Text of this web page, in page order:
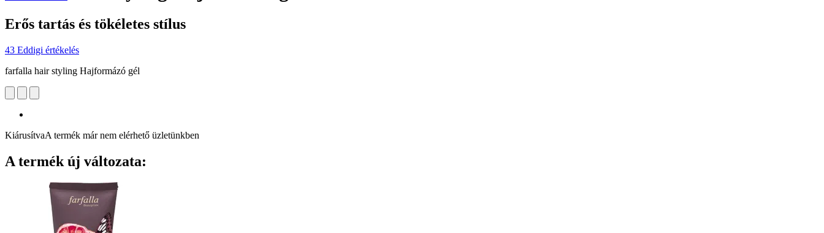
Erős tartás és tökéletes stílus
43 Eddigi értékelés
farfalla hair styling Hajformázó gél
KiárusítvaA termék már nem elérhető üzletünkben
A termék új változata: